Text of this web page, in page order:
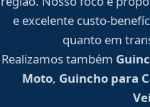
e excelente custo-
quanto em
Realizamos também
Moto, Guincho para